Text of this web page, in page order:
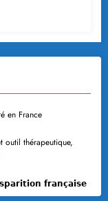
en France
outil thérapeutique,
𝗳𝗿𝗮𝗻𝗰̧𝗮𝗶𝘀𝗲